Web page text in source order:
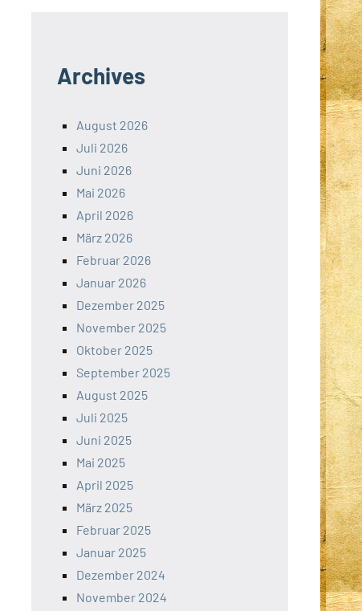
Archives
August 2026
Juli 2026
Juni 2026
Mai 2026
April 2026
März 2026
Februar 2026
Januar 2026
Dezember 2025
November 2025
Oktober 2025
September 2025
August 2025
Juli 2025
Juni 2025
Mai 2025
April 2025
März 2025
Februar 2025
Januar 2025
Dezember 2024
November 2024